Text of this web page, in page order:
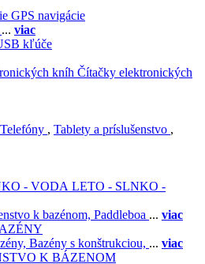
GPS navigácie
... viac
kľúče
Čítačky elektronických
, Tablety a príslušenstvo ,
LETO - SLNKO -
k bazénom, Paddleboa ... viac
Bazény s konštrukciou, ... viac